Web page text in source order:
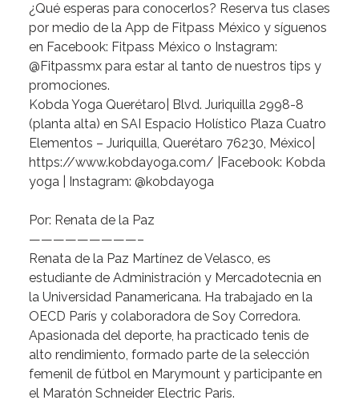
¿Qué esperas para conocerlos? Reserva tus clases
por medio de la App de Fitpass México y síguenos
en Facebook: Fitpass México o Instagram:
@Fitpassmx para estar al tanto de nuestros tips y
promociones.
Kobda Yoga Querétaro| Blvd. Juriquilla 2998-8
(planta alta) en SAI Espacio Holístico Plaza Cuatro
Elementos – Juriquilla, Querétaro 76230, México|
https://www.kobdayoga.com/ |Facebook: Kobda
yoga | Instagram: @kobdayoga
Por: Renata de la Paz
—————————–
Renata de la Paz Martínez de Velasco, es
estudiante de Administración y Mercadotecnia en
la Universidad Panamericana. Ha trabajado en la
OECD París y colaboradora de Soy Corredora.
Apasionada del deporte, ha practicado tenis de
alto rendimiento, formado parte de la selección
femenil de fútbol en Marymount y participante en
el Maratón Schneider Electric Paris.